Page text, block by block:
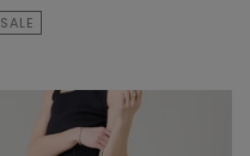
SALE